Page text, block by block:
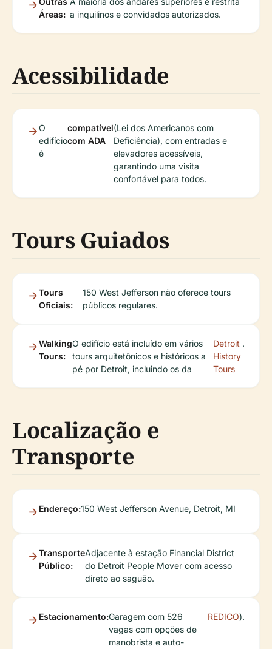
Áreas: a inquilinos e convidados autorizados.
Acessibilidade
O
edifício
é
compatível
com ADA
(Lei dos Americanos com
Deficiência), com entradas e
elevadores acessíveis,
garantindo uma visita
confortável para todos.
Tours Guiados
Tours
Oficiais:
150 West Jefferson não oferece tours
públicos regulares.
Walking
Tours:
O edifício está incluído em vários
tours arquitetônicos e históricos a
pé por Detroit, incluindo os da
Detroit
History
Tours
.
Localização e
Transporte
Endereço:150 West Jefferson Avenue, Detroit, MI
Transporte
Público:
Adjacente à estação Financial District
do Detroit People Mover com acesso
direto ao saguão.
Estacionamento:Garagem com 526
vagas com opções de
manobrista e auto-
REDICO).